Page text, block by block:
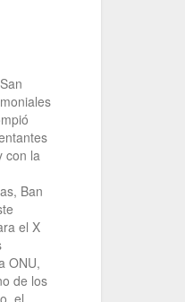
con la
Ban
el X
ONU,
de los
el